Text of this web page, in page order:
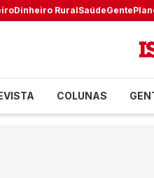
Dinheiro RuralSaúdeGente
COLUNAS